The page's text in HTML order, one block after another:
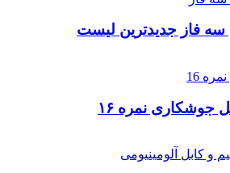
سه فاز جدیدترین لیست
جوشکاری نمره ۱۶